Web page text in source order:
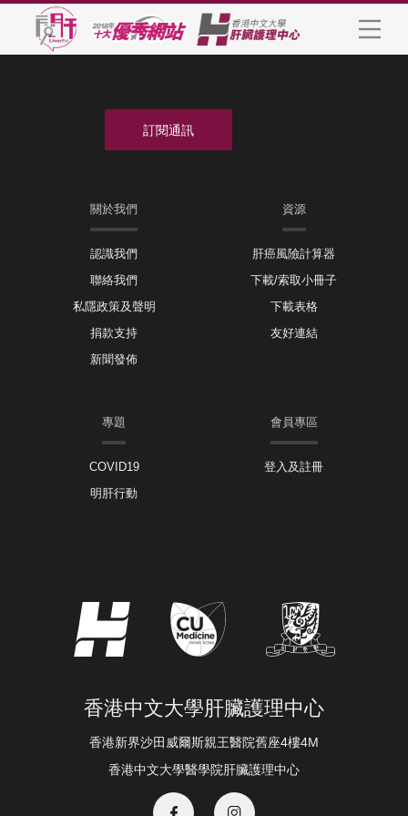
關於我們
認識我們
聯絡我們
私隱政策及聲明
捐款支持
新聞發佈
資源
肝癌風險計算器
下載/索取小冊子
下載表格
友好連結
專題
COVID19
明肝行動
會員專區
登入及註冊
香港中文大學肝臟護理中心
香港新界沙田威爾斯親王醫院舊座4樓4M
香港中文大學醫學院肝臟護理中心